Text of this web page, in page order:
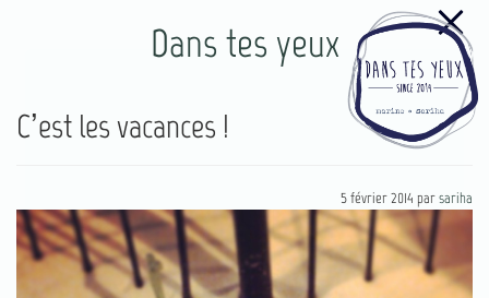
Dans tes yeux
C’est les vacances !
5 février 2014 parsariha